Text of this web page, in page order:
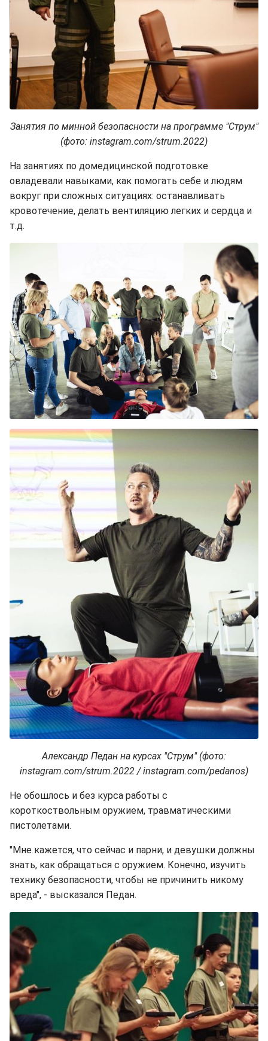
Занятия по минной безопасности на программе "Струм"
(фото: instagram.com/strum.2022)
На занятиях по домедицинской подготовке
овладевали навыками, как помогать себе и людям
вокруг при сложных ситуациях: останавливать
кровотечение, делать вентиляцию легких и сердца и
т.д.
Александр Педан на курсах "Струм" (фото:
instagram.com/strum.2022 / instagram.com/pedanos)
Не обошлось и без курса работы с
короткоствольным оружием, травматическими
пистолетами.
"Мне кажется, что сейчас и парни, и девушки должны
знать, как обращаться с оружием. Конечно, изучить
технику безопасности, чтобы не причинить никому
вреда", - высказался Педан.